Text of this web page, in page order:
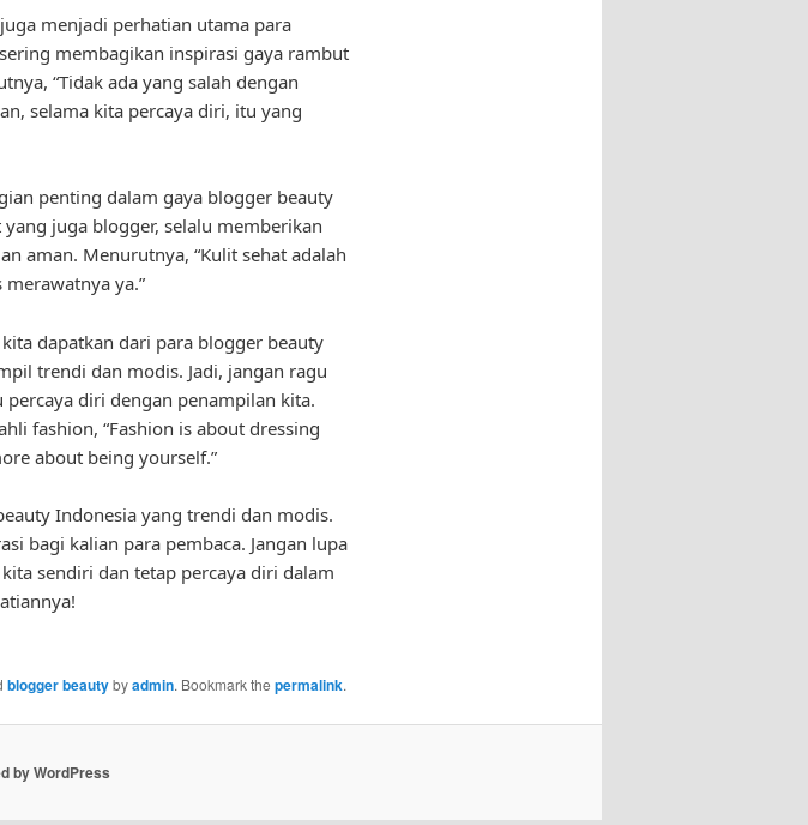
menjadi perhatian utama para
membagikan inspirasi gaya rambut
“Tidak ada yang salah dengan
selama kita percaya diri, itu yang
penting dalam gaya blogger beauty
juga blogger, selalu memberikan
aman. Menurutnya, “Kulit sehat adalah
ya.”
dapatkan dari para blogger beauty
trendi dan modis. Jadi, jangan ragu
diri dengan penampilan kita.
fashion, “Fashion is about dressing
about being yourself.”
Indonesia yang trendi dan modis.
bagi kalian para pembaca. Jangan lupa
sendiri dan tetap percaya diri dalam
blogger beautybyadmin. Bookmark the permalink.
by WordPress